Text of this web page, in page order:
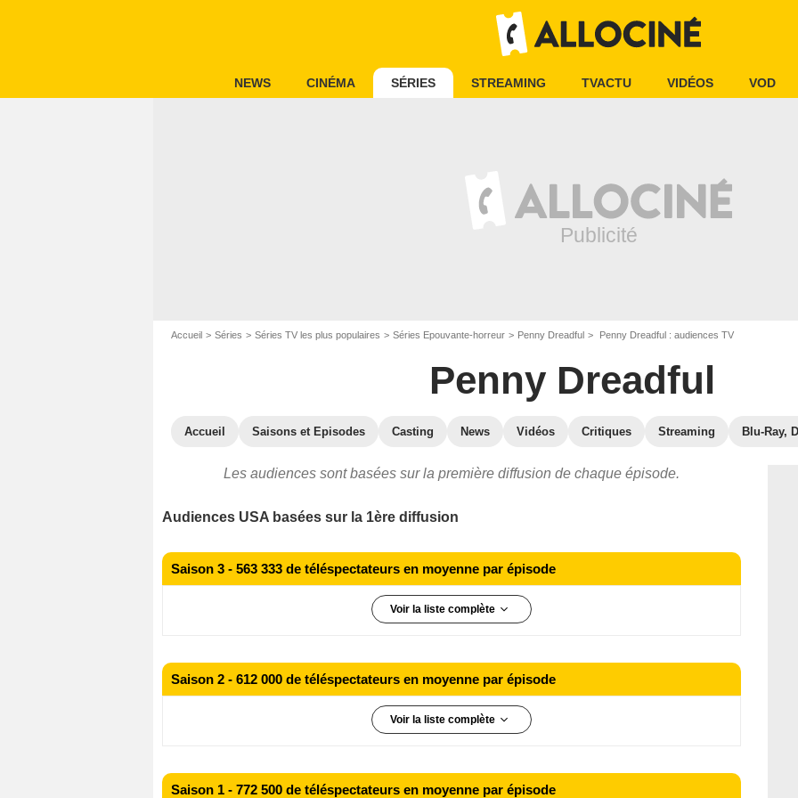
NEWS CINÉMA SÉRIES STREAMING TVACTU VIDÉOS VOD
Accueil Séries Séries TV les plus populaires Séries Epouvante-horreur Penny Dreadful Penny Dreadful : audiences TV
Penny Dreadful
Accueil Saisons et Episodes Casting News Vidéos Critiques Streaming Blu-Ray,
Les audiences sont basées sur la première diffusion de chaque épisode.
Audiences USA basées sur la 1ère diffusion
Saison 3 - 563 333 de téléspectateurs en moyenne par épisode
Voir la liste complète
550 000 téléspectateurs
Épisode 2
600 000 téléspectateurs
Épisode 3
Saison 2 - 612 000 de téléspectateurs en moyenne par épisode
Voir la liste complète
540 000 téléspectateurs
Épisode 2
Saison 1 - 772 500 de téléspectateurs en moyenne par épisode